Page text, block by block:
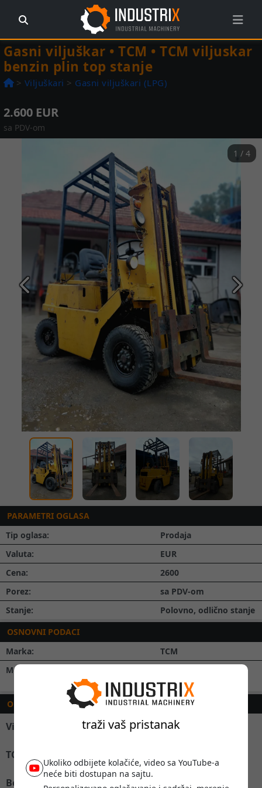
traži vaš pristanak
Ukoliko odbijete kolačiće, video sa YouTube-a
neće biti dostupan na sajtu.
Gasni viljuškar • TCM • TCM viljuskar
benzin plin top stanje
> Viljuškari > Gasni viljuškari (LPG)
2.600 EUR
sa PDV-om
1 / 4
Prethodna
PARAMETRI OGLASA
Tip oglasa:
Prodaja
Valuta:
EUR
Cena:
2600
Porez:
sa PDV-om
Stanje:
Polovno, odlično stanje
OSNOVNI PODACI
Marka:
TCM
Model:
plin top stanje
OPIS
Viljuskar
TCM
Benzin + plin